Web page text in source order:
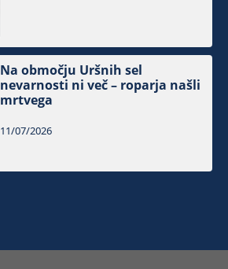
Na območju Uršnih sel
nevarnosti ni več – roparja našli
mrtvega
11/07/2026